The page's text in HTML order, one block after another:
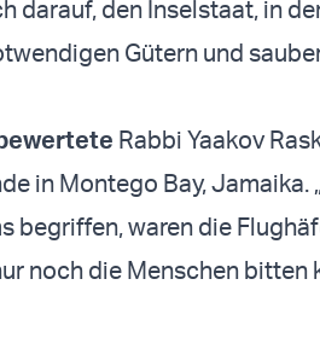
darauf, den Inselstaat, in
Gütern und
Rabbi Yaakov
in Montego Bay, Jamaika.
begriffen, waren die
noch die Menschen bitten